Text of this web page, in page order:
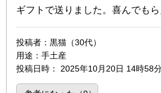
ギフトで送りました。喜んでもら
投稿者 ：黒猫（30代）
用途 ：手土産
投稿日時 ： 2025年10月20日 14時58